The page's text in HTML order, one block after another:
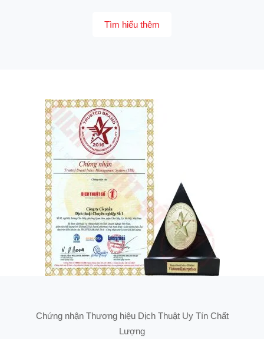
Tìm hiểu thêm
Chứng nhận Thương hiệu Dịch Thuật Uy Tín Chất
Lượng